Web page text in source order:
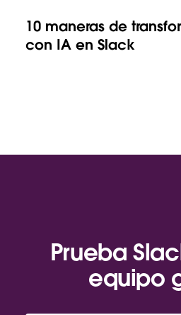
10 maneras de
con IA en Slack
Prueba
equipo